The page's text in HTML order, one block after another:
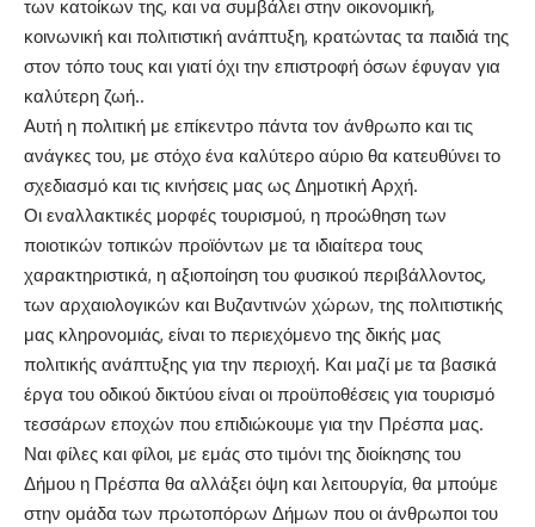
των κατοίκων της, και να συμβάλει στην οικονομική,
κοινωνική και πολιτιστική ανάπτυξη, κρατώντας τα παιδιά της
στον τόπο τους και γιατί όχι την επιστροφή όσων έφυγαν για
καλύτερη ζωή..
Αυτή η πολιτική με επίκεντρο πάντα τον άνθρωπο και τις
ανάγκες του, με στόχο ένα καλύτερο αύριο θα κατευθύνει το
σχεδιασμό και τις κινήσεις μας ως Δημοτική Αρχή.
Οι εναλλακτικές μορφές τουρισμού, η προώθηση των
ποιοτικών τοπικών προϊόντων με τα ιδιαίτερα τους
χαρακτηριστικά, η αξιοποίηση του φυσικού περιβάλλοντος,
των αρχαιολογικών και Βυζαντινών χώρων, της πολιτιστικής
μας κληρονομιάς, είναι το περιεχόμενο της δικής μας
πολιτικής ανάπτυξης για την περιοχή. Και μαζί με τα βασικά
έργα του οδικού δικτύου είναι οι προϋποθέσεις για τουρισμό
τεσσάρων εποχών που επιδιώκουμε για την Πρέσπα μας.
Ναι φίλες και φίλοι, με εμάς στο τιμόνι της διοίκησης του
Δήμου η Πρέσπα θα αλλάξει όψη και λειτουργία, θα μπούμε
στην ομάδα των πρωτοπόρων Δήμων που οι άνθρωποι του